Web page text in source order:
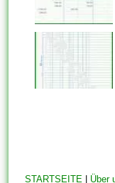
STARTSEITE| Über